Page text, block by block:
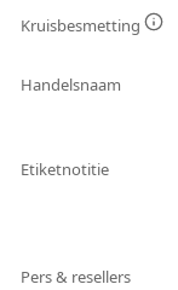
Kruisbesmetting
Handelsnaam
Etiketnotitie
Pers & resellers